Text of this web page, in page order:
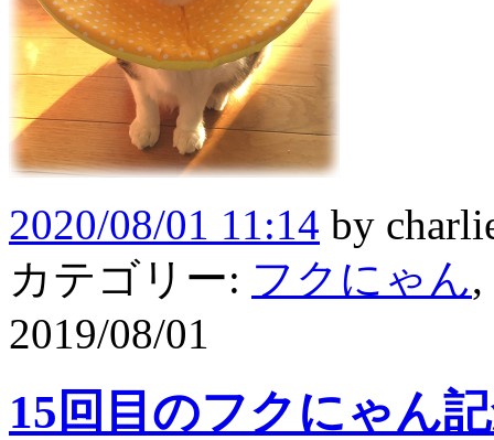
2020/08/01 11:14 by
カテゴリー: フクにゃん,
2019/08/01
15回目のフクにゃん